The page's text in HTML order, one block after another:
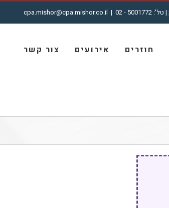
|
cpa.mishor@cpa.mishor.co.il
חוזרים אירועים צור קשר